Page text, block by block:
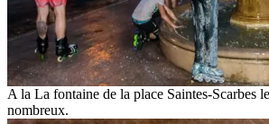
A la La fontaine de la place Saintes-Scarbes
nombreux.